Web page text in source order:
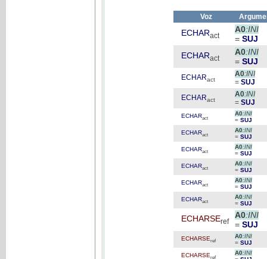
Voz
ECHARact
A0:INI
= SUJ
ECHARact
A0:INI
= SUJ
ECHARact
A0:INI
= SUJ
ECHARact
A0:INI
= SUJ
ECHARact
A0:INI
= SUJ
ECHARact
A0:INI
= SUJ
ECHARact
A0:INI
= SUJ
ECHARact
A0:INI
= SUJ
ECHARact
A0:INI
= SUJ
ECHARact
A0:INI
= SUJ
ECHARSEref
A0:INI
= SUJ
ECHARSEref
A0:INI
= SUJ
ECHARSEref
A0:INI